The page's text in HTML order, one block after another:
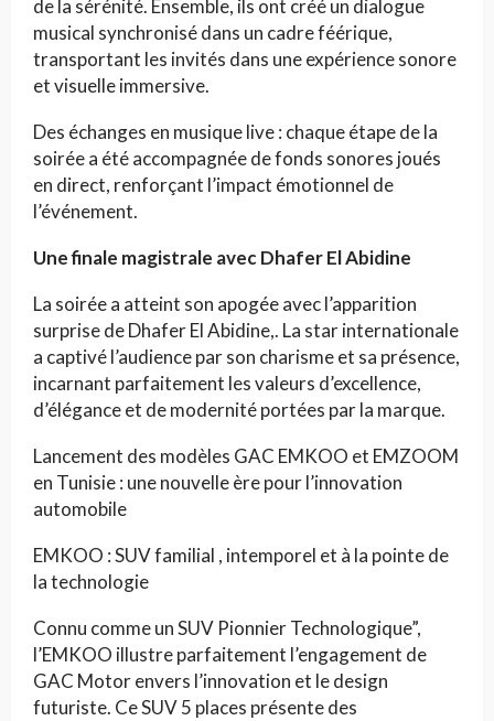
de la sérénité. Ensemble, ils ont créé un dialogue
musical synchronisé dans un cadre féérique,
transportant les invités dans une expérience sonore
et visuelle immersive.
Des échanges en musique live : chaque étape de la
soirée a été accompagnée de fonds sonores joués
en direct, renforçant l’impact émotionnel de
l’événement.
Une finale magistrale avec Dhafer El Abidine
La soirée a atteint son apogée avec l’apparition
surprise de Dhafer El Abidine,. La star internationale
a captivé l’audience par son charisme et sa présence,
incarnant parfaitement les valeurs d’excellence,
d’élégance et de modernité portées par la marque.
Lancement des modèles GAC EMKOO et EMZOOM
en Tunisie : une nouvelle ère pour l’innovation
automobile
EMKOO : SUV familial , intemporel et à la pointe de
la technologie
Connu comme un SUV Pionnier Technologique”,
l’EMKOO illustre parfaitement l’engagement de
GAC Motor envers l’innovation et le design
futuriste. Ce SUV 5 places présente des